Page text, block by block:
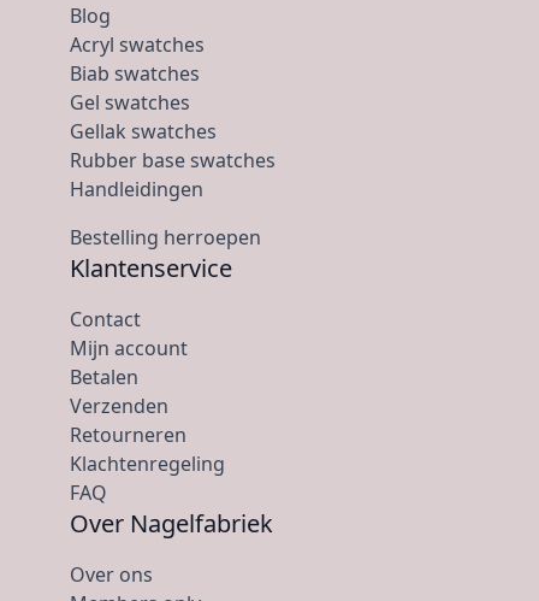
Blog
Acryl swatches
Biab swatches
Gel swatches
Gellak swatches
Rubber base swatches
Handleidingen
Bestelling herroepen
Klantenservice
Contact
Mijn account
Betalen
Verzenden
Retourneren
Klachtenregeling
FAQ
Over Nagelfabriek
Over ons